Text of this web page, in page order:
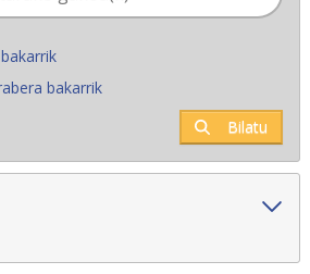
bakarrik
Bilatu